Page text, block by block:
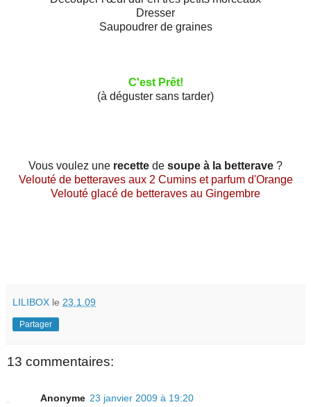
Dresser
Saupoudrer de graines
C'est Prêt!
(à déguster sans tarder)
Vous voulez une recette de soupe à la betterave ?
Velouté de betteraves aux 2 Cumins et parfum d'Orange
Velouté glacé de betteraves au Gingembre
LILIBOX le 23.1.09
Partager
13 commentaires:
Anonyme 23 janvier 2009 à 19:20